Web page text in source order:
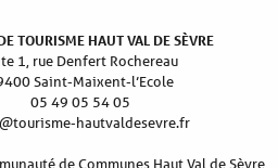
TOURISME HAUT VAL DE SÈVRE
1, rue Denfert Rochereau
Saint-Maixent-l’Ecole
05 49 05 54 05
hautvaldesevre.fr
de Communes Haut Val de Sèvre